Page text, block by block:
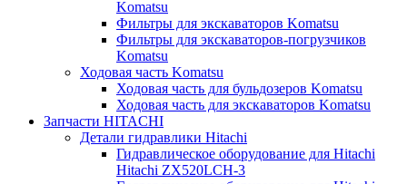
Komatsu
Фильтры для экскаваторов Komatsu
Фильтры для экскаваторов-погрузчиков
Komatsu
Ходовая часть Komatsu
Ходовая часть для бульдозеров Komatsu
Ходовая часть для экскаваторов Komatsu
Запчасти HITACHI
Детали гидравлики Hitachi
Гидравлическое оборудование для Hitachi
Hitachi ZX520LCH-3